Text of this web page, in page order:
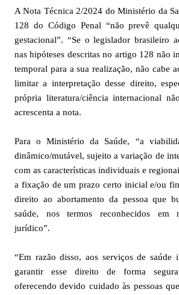
A Nota Técnica 2/2024 do Ministério da
128 do Código Penal “não prevê
gestacional”. “Se o legislador brasileiro
nas hipóteses descritas no artigo 128 não
temporal para a sua realização, não cabe
limitar a interpretação desse direito,
própria literatura/ciência internacional
acrescenta a nota.
Para o Ministério da Saúde, “a
dinâmico/mutável, sujeito a variação de
com as características individuais e
a fixação de um prazo certo inicial e/ou
direito ao abortamento da pessoa que
saúde, nos termos reconhecidos em
jurídico”.
“Em razão disso, aos serviços de saúde
garantir esse direito de forma
oferecendo devido cuidado às pessoas